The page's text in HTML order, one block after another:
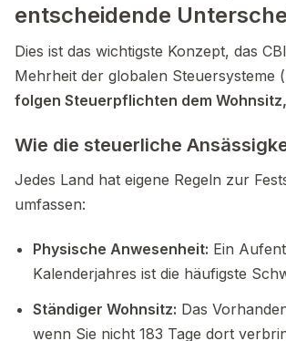
entscheidende
Dies ist das wichtigste Konzept, das
Mehrheit der globalen Steuersysteme
folgen Steuerpflichten dem
Wie die steuerliche
Jedes Land hat eigene Regeln zur
umfassen:
Physische Anwesenheit: Ein
Kalenderjahres ist die häufigste
Ständiger Wohnsitz: Das
wenn Sie nicht 183 Tage dort